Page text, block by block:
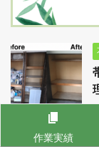
作業実績